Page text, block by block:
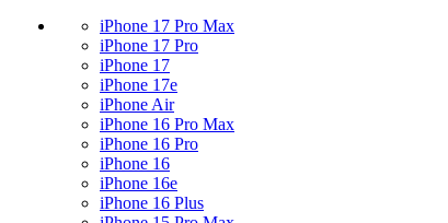
iPhone 17 Pro Max
iPhone 17 Pro
iPhone 17
iPhone 17e
iPhone Air
iPhone 16 Pro Max
iPhone 16 Pro
iPhone 16
iPhone 16e
iPhone 16 Plus